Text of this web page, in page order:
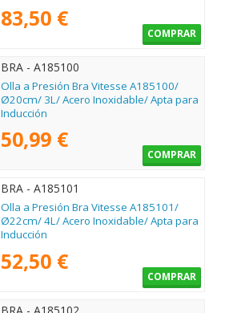
83,50 €
COMPRAR
BRA - A185100
Olla a Presión Bra Vitesse A185100/
Ø20cm/ 3L/ Acero Inoxidable/ Apta para
Inducción
50,99 €
COMPRAR
BRA - A185101
Olla a Presión Bra Vitesse A185101/
Ø22cm/ 4L/ Acero Inoxidable/ Apta para
Inducción
52,50 €
COMPRAR
BRA - A185102